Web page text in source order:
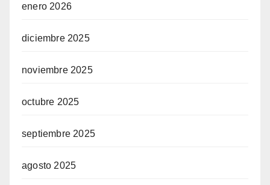
enero 2026
diciembre 2025
noviembre 2025
octubre 2025
septiembre 2025
agosto 2025